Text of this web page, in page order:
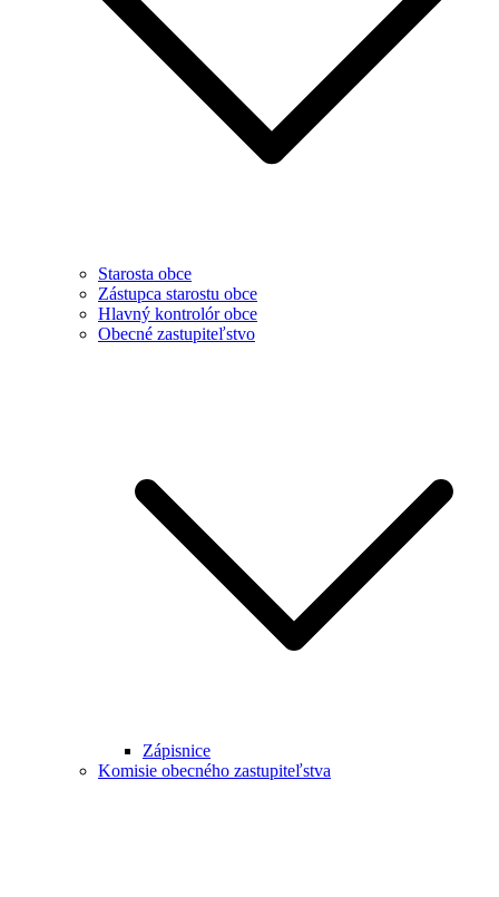
Starosta obce
Zástupca starostu obce
Hlavný kontrolór obce
Obecné zastupiteľstvo
Zápisnice
Komisie obecného zastupiteľstva